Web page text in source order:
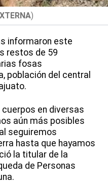
)
informaron este
restos de 59
fosas
población del central
en diversas
aún más posibles
seguiremos
hasta que hayamos
la titular de la
de Personas